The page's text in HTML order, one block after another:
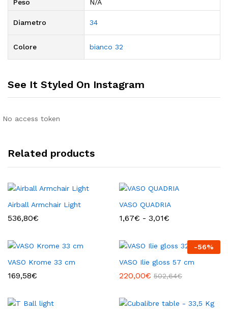
Peso N/A
Diametro 34
Colore bianco 32
See It Styled On Instagram
No access token
Related products
Airball Armchair Light
536,80€
VASO QUADRIA
1,67€ - 3,01€
1,67€
a
3,01€
VASO Krome 33 cm
169,58€
-56%
VASO Ilie gloss 57 cm
220,00€ 502,64€